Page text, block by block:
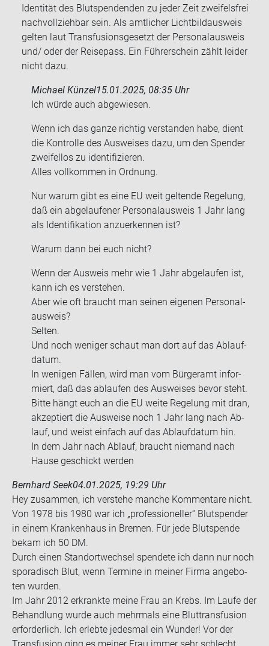
Identität des Blutspendenden zu jeder Zeit zweifelsfrei
nachvollziehbar sein. Als amtlicher Lichtbildausweis
gelten laut Transfusionsgesetzt der Personalausweis
und/ oder der Reisepass. Ein Führerschein zählt leider
nicht dazu.
Michael Künzel15.01.2025, 08:35 Uhr
Ich würde auch ab­ge­wie­sen.
Wenn ich das ganze rich­tig ver­stan­den habe, dient
die Kon­trol­le des Aus­wei­ses dazu, um den Spen­der
zwei­fel­los zu iden­ti­fi­zie­ren.
Alles voll­kom­men in Ord­nung.
Nur warum gibt es eine EU weit gel­ten­de Re­ge­lung,
daß ein ab­ge­lau­fe­ner Per­so­nal­aus­weis 1 Jahr lang
als Iden­ti­fi­ka­ti­on an­zu­er­ken­nen ist?
Warum dann bei euch nicht?
Wenn der Aus­weis mehr wie 1 Jahr ab­ge­lau­fen ist,
kann ich es ver­ste­hen.
Aber wie oft braucht man sei­nen ei­ge­nen Per­so­nal­
aus­weis?
Sel­ten.
Und noch we­ni­ger schaut man dort auf das Ab­lauf­
da­tum.
In we­ni­gen Fäl­len, wird man vom Bür­ger­amt in­for­
miert, daß das ab­lau­fen des Aus­wei­ses bevor steht.
Bitte hängt euch an die EU weite Re­ge­lung mit dran,
ak­zep­tiert die Aus­wei­se noch 1 Jahr lang nach Ab­
lauf, und weist ein­fach auf das Ab­lauf­da­tum hin.
In dem Jahr nach Ab­lauf, braucht nie­mand nach
Hause ge­schickt wer­den
Bernhard Seek04.01.2025, 19:29 Uhr
Hey zu­sam­men, ich ver­ste­he man­che Kom­men­ta­re nicht.
Von 1978 bis 1980 war ich „pro­fes­sio­nel­ler“ Blut­spen­der
in einem Kran­ken­haus in Bre­men. Für jede Blut­spen­de
bekam ich 50 DM.
Durch einen Stand­ort­wech­sel spen­de­te ich dann nur noch
spo­ra­disch Blut, wenn Ter­mi­ne in mei­ner Firma an­ge­bo­
ten wur­den.
Im Jahr 2012 er­krank­te meine Frau an Krebs. Im Laufe der
Be­hand­lung wurde auch mehr­mals eine Blut­trans­fu­si­on
er­for­der­lich. Ich er­leb­te je­des­mal ein Wun­der! Vor der